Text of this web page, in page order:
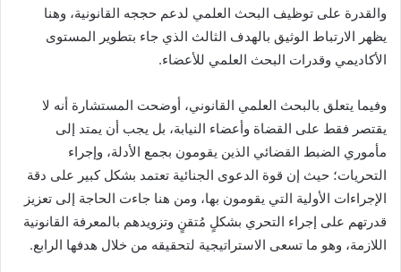
والقدرة على توظيف البحث العلمي لدعم حججه القانونية، وهنا
يظهر الارتباط الوثيق بالهدف الثالث الذي جاء بتطوير المستوى
الأكاديمي وقدرات البحث العلمي للأعضاء.
وفيما يتعلق بالبحث العلمي القانوني، أوضحت المستشارة أنه لا
يقتصر فقط على القضاة وأعضاء النيابة، بل يجب أن يمتد إلى
مأموري الضبط القضائي الذين يقومون بجمع الأدلة، وإجراء
التحريات؛ حيث إن قوة الدعوى الجنائية تعتمد بشكل كبير على دقة
الإجراءات الأولية التي يقومون بها، ومن هنا جاءت الحاجة إلى تعزيز
قدرتهم على إجراء التحري بشكلٍ مُتقنٍ وتزويدهم بالمعرفة القانونية
اللازمة، وهو ما تسعى الاستراتيجية لتحقيقه من خلال هدفها الرابع.